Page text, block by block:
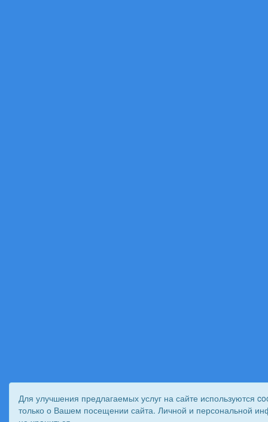
Для улучшения предлагаемых услуг на сайте используются
только о Вашем посещении сайта. Личной и персональной